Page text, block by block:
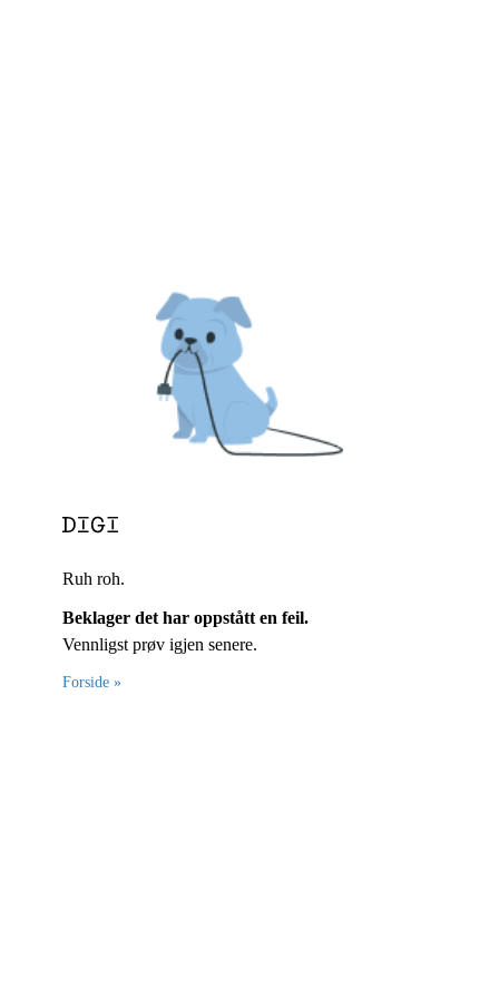
Ruh roh.
Beklager det har oppstått en feil.
Vennligst prøv igjen senere.
Forside »